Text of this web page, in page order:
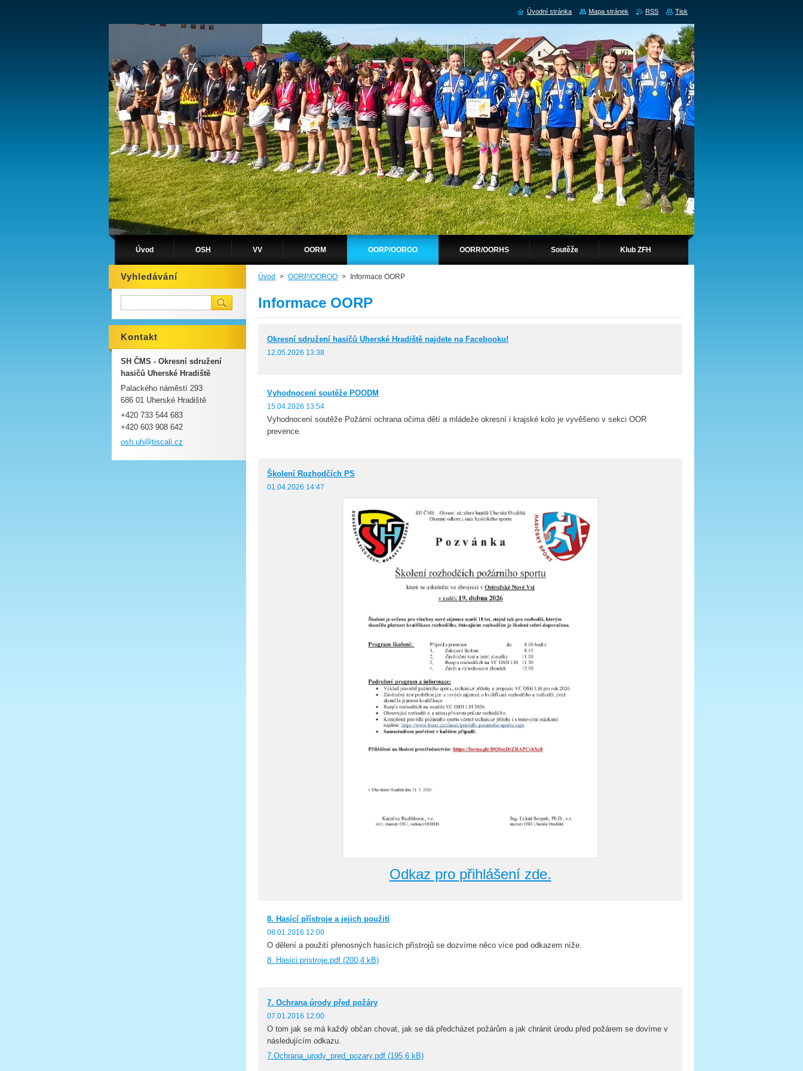
Úvod OSH VV OORM OORP/OOROO OORR/OORHS Soutěže Klub ZFH
Úvod > OORP/OOROO > Informace OORP
Informace OORP
Okresní sdružení hasičů Uherské Hradiště najdete na Facebooku!
12.05.2026 13:38
Vyhodnocení soutěže POODM
15.04.2026 13:54
Vyhodnocení soutěže Požární ochrana očima dětí a mládeže okresní i krajské kolo je vyvěšeno v sekci OOR
prevence.
Školení Rozhodčích PS
01.04.2026 14:47
Odkaz pro přihlášení zde.
8. Hasící přístroje a jejich použití
08.01.2016 12:00
O dělení a použití přenosných hasících přístrojů se dozvíme něco více pod odkazem níže.
8. Hasici pristroje.pdf (200,4 kB)
7. Ochrana úrody před požáry
07.01.2016 12:00
O tom jak se má každý občan chovat, jak se dá předcházet požárům a jak chránit úrodu před požárem se dovíme v
následujícím odkazu.
7.Ochrana_urody_pred_pozary.pdf (195,6 kB)
Vyhledávání
Kontakt
SH ČMS - Okresní sdružení
hasičů Uherské Hradiště
Palackého náměstí 293
686 01 Uherské Hradiště
+420 733 544 683
+420 603 908 642
osh.uh@tiscali.cz
Úvodní stránka Mapa stránek RSS Tisk